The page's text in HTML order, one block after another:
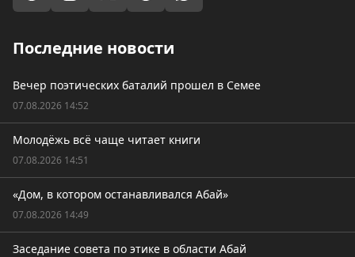
Последние новости
Вечер поэтических баталий прошел в Семее
07.08.2026 14:52
Молодёжь всё чаще читает книги
07.08.2026 14:51
«Дом, в котором останавливался Абай»
07.08.2026 14:49
Заседание совета по этике в области Абай